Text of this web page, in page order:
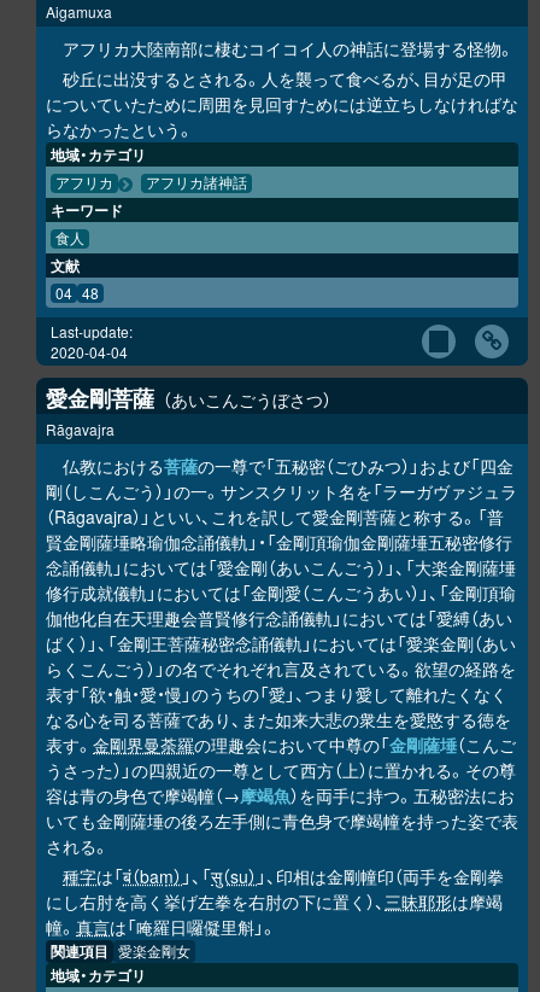
Aigamuxa
アフリカ大陸南部に棲むコイコイ人の神話に登場する怪物。
砂丘に出没するとされる。人を襲って食べるが、目が足の甲
についていたために周囲を見回すためには逆立ちしなければな
らなかったという。
地域・カテゴリ
アフリカ アフリカ諸神話
キーワード
食人
文献
04 48
Last-update:
2020-04-04
愛金剛菩薩 あいこんごうぼさつ
Rāgavajra
仏教における菩薩の一尊で「五秘密（ごひみつ）」および「四金
剛（しこんごう）」の一。サンスクリット名を「ラーガヴァジュラ
（Rāgavajra）」といい、これを訳して愛金剛菩薩と称する。「普
賢金剛薩埵略瑜伽念誦儀軌」・「金剛頂瑜伽金剛薩埵五秘密修行
念誦儀軌」においては「愛金剛（あいこんごう）」、「大楽金剛薩埵
修行成就儀軌」においては「金剛愛（こんごうあい）」、「金剛頂瑜
伽他化自在天理趣会普賢修行念誦儀軌」においては「愛縛（あい
ばく）」、「金剛王菩薩秘密念誦儀軌」においては「愛楽金剛（あい
らくこんごう）」の名でそれぞれ言及されている。欲望の経路を
表す「欲・触・愛・慢」のうちの「愛」、つまり愛して離れたくなく
なる心を司る菩薩であり、また如来大悲の衆生を愛愍する徳を
表す。 金剛界曼荼羅の理趣会において中尊の「金剛薩埵（こんご
うさった）」の四親近の一尊として西方（上）に置かれる。その尊
容は青の身色で摩竭幢（→摩竭魚）を両手に持つ。五秘密法にお
いても金剛薩埵の後ろ左手側に青色身で摩竭幢を持った姿で表
される。
種字は「बं（baṃ） 」、「सु（su） 」、印相は金剛幢印（両手を金剛拳
にし右肘を高く挙げ左拳を右肘の下に置く）、三昧耶形は摩竭
幢。 真言は「唵羅日囉儗里斛」。
関連項目 愛楽金剛女
地域・カテゴリ